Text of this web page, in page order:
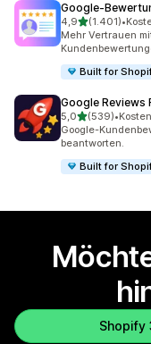
4,9von 5 Sternen
(1.401)
1401 •
Mehr Vertrauen
Built for
Google Reviews
5,0von 5 Sternen
(539)
539 Rezensionen
•
Google-
beantworten.
Built for
Shopify